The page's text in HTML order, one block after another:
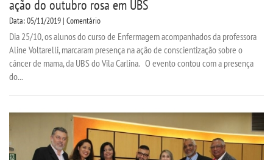
ação do outubro rosa em UBS
Data: 05/11/2019 | Comentário
Dia 25/10, os alunos do curso de Enfermagem acompanhados da professora
Aline Voltarelli, marcaram presença na ação de conscientização sobre o
câncer de mama, da UBS do Vila Carlina. O evento contou com a presença
do...